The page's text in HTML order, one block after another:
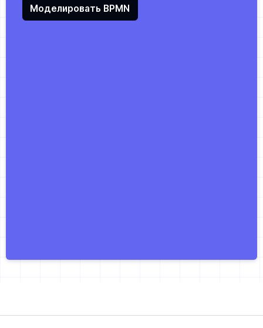
Моделировать BPMN